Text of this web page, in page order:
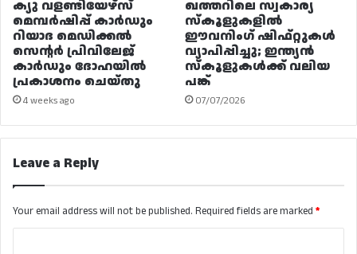
ക്യു വളണ്ടിയേഴ്‌സ്
മെമ്പർഷിപ്പ് കാർഡും
റിയാദ മെഡിക്കൽ
സെന്റർ പ്രിവിലേജ്
കാർഡും ദോഹയിൽ
പ്രകാശനം ചെയ്തു
4 weeks ago
ഖത്തറിലെ സ്വകാര്യ
സ്കൂളുകളിൽ
ഈവനിംഗ് ഷിഫ്റ്റുകൾ
വ്യാപിപ്പിച്ചു; ഇന്ത്യൻ
സ്കൂളുകൾക്ക് വലിയ
പങ്ക്
07/07/2026
Leave a Reply
Your email address will not be published. Required fields are marked *